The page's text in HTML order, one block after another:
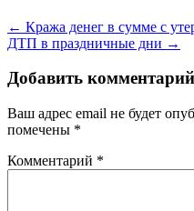
← Кража денег в сумме с
ДТП в праздничные дни →
Добавить комментарий
Ваш адрес email не будет
помечены *
Комментарий *